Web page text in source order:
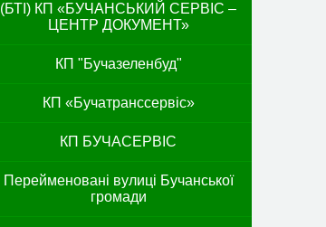
(БТІ) КП «БУЧАНСЬКИЙ СЕРВІС –
ЦЕНТР ДОКУМЕНТ»
КП "Бучазеленбуд"
КП «Бучатранссервіс»
КП БУЧАСЕРВІС
Перейменовані вулиці Бучанської
громади